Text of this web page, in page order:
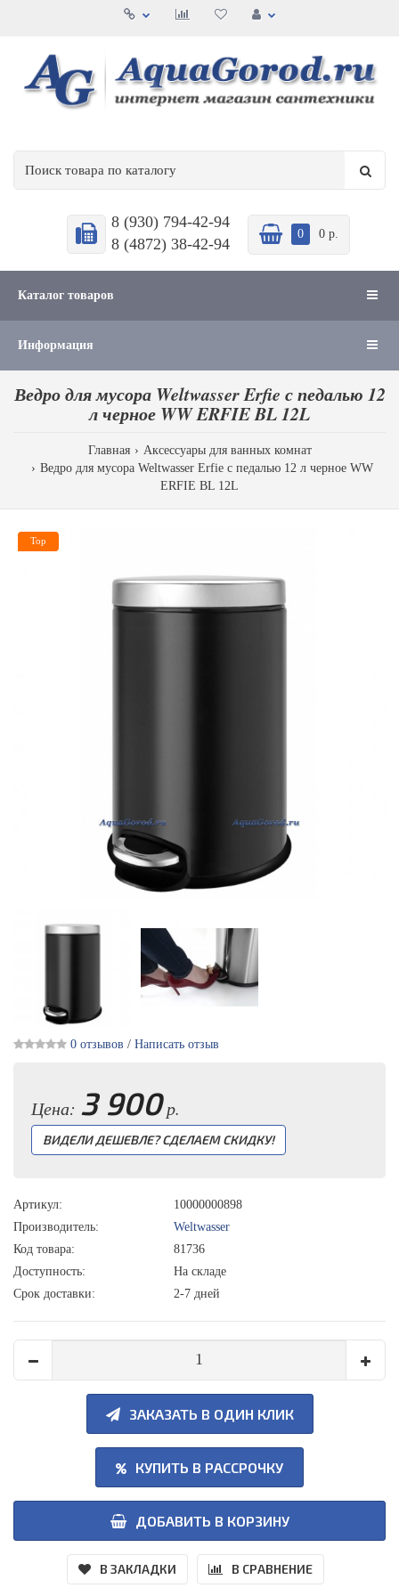
8 (930) 794-42-94
8 (4872) 38-42-94
0 0 р.
Каталог товаров
Информация
Ведро для мусора Weltwasser Erfie с педалью 12
л черное WW ERFIE BL 12L
Главная
Аксессуары для ванных комнат
Ведро для мусора Weltwasser Erfie с педалью 12 л черное WW
ERFIE BL 12L
Top
0 отзывов / Написать отзыв
Цена: 3 900р.
ВИДЕЛИ ДЕШЕВЛЕ? СДЕЛАЕМ СКИДКУ!
Артикул:
10000000898
Производитель:
Weltwasser
Код товара:
81736
Доступность:
На складе
Срок доставки:
2-7 дней
ЗАКАЗАТЬ В ОДИН КЛИК
КУПИТЬ В РАССРОЧКУ
ДОБАВИТЬ В КОРЗИНУ
В ЗАКЛАДКИ В СРАВНЕНИЕ